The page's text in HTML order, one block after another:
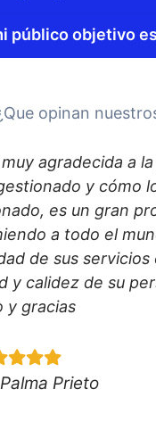
público objetivo
opinan
agradecida a
y cómo
es un gran
a todo el
de sus servicios
y calidez de su
y gracias
Prieto